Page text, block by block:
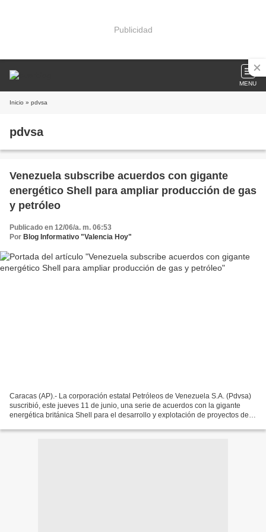
Publicidad
MENU
Inicio » pdvsa
pdvsa
Venezuela subscribe acuerdos con gigante
energético Shell para ampliar producción de gas
y petróleo
Publicado en 12/06/a. m. 06:53
Por Blog Informativo "Valencia Hoy"
Caracas (AP).- La corporación estatal Petróleos de Venezuela S.A. (Pdvsa)
suscribió, este jueves 11 de junio, una serie de acuerdos con la gigante
energética británica Shell para el desarrollo y explotación de proyectos de